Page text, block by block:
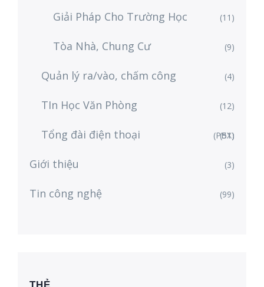
Giải Pháp Cho Trường Học (11)
Tòa Nhà, Chung Cư (9)
Quản lý ra/vào, chấm công (4)
TIn Học Văn Phòng (12)
Tổng đài điện thoại (PBX)
(51)
Giới thiệu (3)
Tin công nghệ (99)